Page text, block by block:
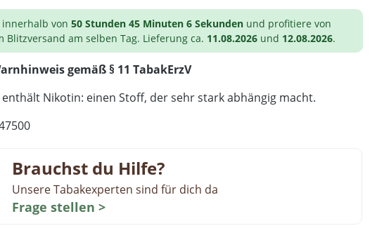
innerhalb von 50 Stunden 45 Minuten 5 Sekunden und profitiere von
Blitzversand am selben Tag. Lieferung ca. 11.08.2026 und 12.08.2026.
gemäß § 11 TabakErzV
Nikotin: einen Stoff, der sehr stark abhängig macht.
Brauchst du Hilfe?
Unsere Tabakexperten sind für dich da
Frage stellen >